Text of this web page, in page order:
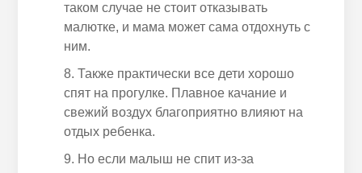
таком случае не стоит отказывать
малютке, и мама может сама отдохнуть с
ним.
Такжепрактически все дети хорошо
спят на прогулке. Плавное качание и
свежий воздух благоприятно влияют на
отдых ребенка.
Но если малыш не спит из-за